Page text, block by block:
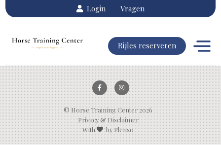
Login Vragen
Rijles reserveren
© Horse Training Center 2026
Privacy & Disclaimer
With
by Plenso